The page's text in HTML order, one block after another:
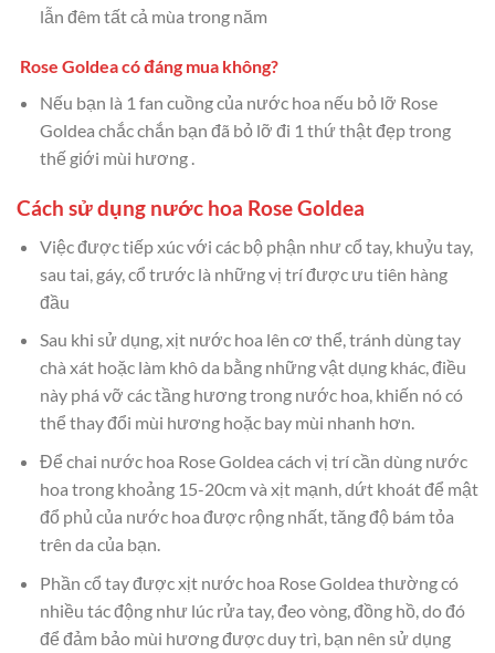
lẫn đêm tất cả mùa trong năm
Rose Goldea có đáng mua không?
Nếu bạn là 1 fan cuồng của nước hoa nếu bỏ lỡ Rose
Goldea chắc chắn bạn đã bỏ lỡ đi 1 thứ thật đẹp trong
thế giới mùi hương .
Cách sử dụng nước hoa Rose Goldea
Việc được tiếp xúc với các bộ phận như cổ tay, khuỷu tay,
sau tai, gáy, cổ trước là những vị trí được ưu tiên hàng
đầu
Sau khi sử dụng, xịt nước hoa lên cơ thể, tránh dùng tay
chà xát hoặc làm khô da bằng những vật dụng khác, điều
này phá vỡ các tầng hương trong nước hoa, khiến nó có
thể thay đổi mùi hương hoặc bay mùi nhanh hơn.
Để chai nước hoa Rose Goldea cách vị trí cần dùng nước
hoa trong khoảng 15-20cm và xịt mạnh, dứt khoát để mật
đổ phủ của nước hoa được rộng nhất, tăng độ bám tỏa
trên da của bạn.
Phần cổ tay được xịt nước hoa Rose Goldea thường có
nhiều tác động như lúc rửa tay, đeo vòng, đồng hồ, do đó
để đảm bảo mùi hương được duy trì, bạn nên sử dụng